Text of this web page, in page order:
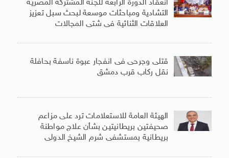
انعقاد الدورة الرابعة للجنة المشتركة المصرية
التشادية ومباحثات موسعة لبحث سبل تعزيز
العلاقات الثنائية فى شتى المجالات
قتلى وجرحى فى انفجار عبوة ناسفة بحافلة
نقل ركاب قرب دمشق
الهيئة العامة للاستعلامات ترد على مزاعم
صحيفتين بريطانيتين بشأن علاج مواطنة
بريطانية بمستشفى شرم الشيخ الدولى